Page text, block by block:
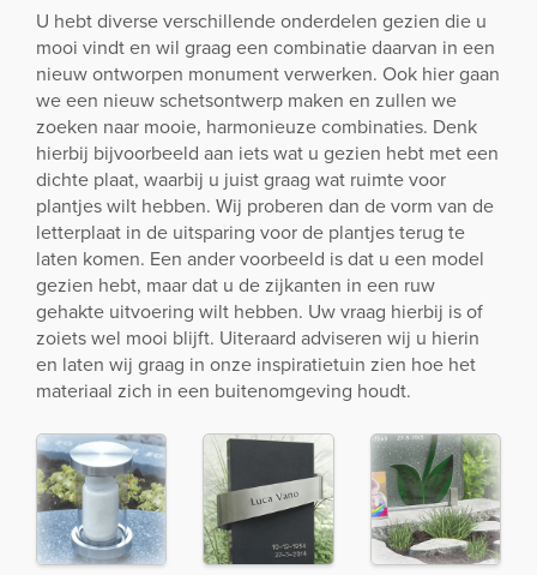
U hebt diverse verschillende onderdelen gezien die u
mooi vindt en wil graag een combinatie daarvan in een
nieuw ontworpen monument verwerken. Ook hier gaan
we een nieuw schetsontwerp maken en zullen we
zoeken naar mooie, harmonieuze combinaties. Denk
hierbij bijvoorbeeld aan iets wat u gezien hebt met een
dichte plaat, waarbij u juist graag wat ruimte voor
plantjes wilt hebben. Wij proberen dan de vorm van de
letterplaat in de uitsparing voor de plantjes terug te
laten komen. Een ander voorbeeld is dat u een model
gezien hebt, maar dat u de zijkanten in een ruw
gehakte uitvoering wilt hebben. Uw vraag hierbij is of
zoiets wel mooi blijft. Uiteraard adviseren wij u hierin
en laten wij graag in onze inspiratietuin zien hoe het
materiaal zich in een buitenomgeving houdt.